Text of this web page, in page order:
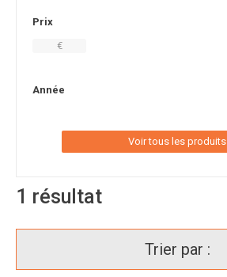
Prix
€
Année
Voir tous les produits
1 résultat
Trier par :